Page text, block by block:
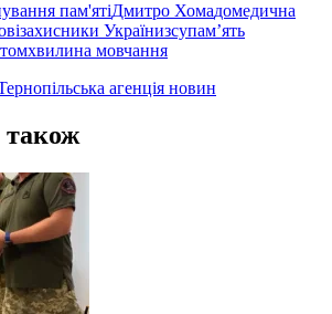
пам'ятіДмитро Хомадомедична
захисники Українизсупам’ять
хвилина мовчання
агенція новин
також